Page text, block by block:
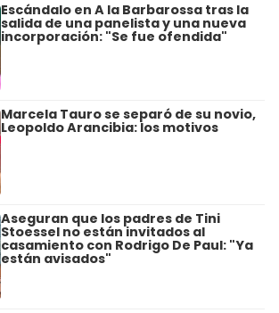
Escándalo en A la Barbarossa tras la
salida de una panelista y una nueva
incorporación: "Se fue ofendida"
Marcela Tauro se separó de su novio,
Leopoldo Arancibia: los motivos
Aseguran que los padres de Tini
Stoessel no están invitados al
casamiento con Rodrigo De Paul: "Ya
están avisados"